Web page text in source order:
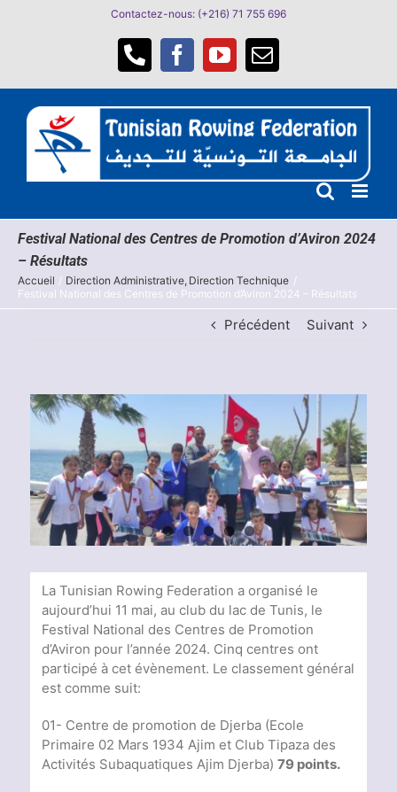
Contactez-nous: (+216) 71 755 696
Téléphone
Facebook
YouTube
Email
Festival National des Centres de Promotion d’Aviron 2024
– Résultats
Accueil Direction Administrative Direction Technique
Festival National des Centres de Promotion d’Aviron 2024 – Résultats
Précédent Suivant
Voir
l'image
agrandie
La Tunisian Rowing Federation a organisé le
aujourd’hui 11 mai, au club du lac de Tunis, le
Festival National des Centres de Promotion
d’Aviron pour l’année 2024. Cinq centres ont
participé à cet évènement. Le classement général
est comme suit:
01- Centre de promotion de Djerba (Ecole
Primaire 02 Mars 1934 Ajim et Club Tipaza des
Activités Subaquatiques Ajim Djerba)79 points.